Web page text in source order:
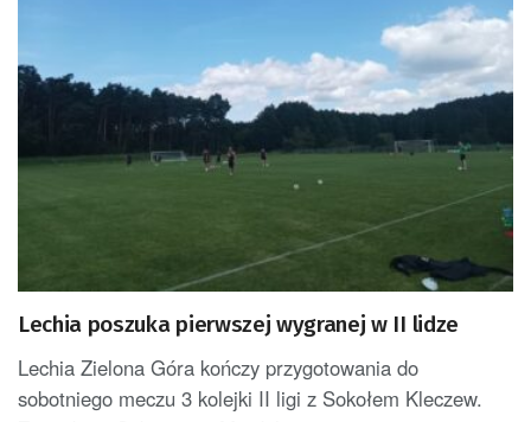
Lechia poszuka pierwszej wygranej w II lidze
Lechia Zielona Góra kończy przygotowania do
sobotniego meczu 3 kolejki II ligi z Sokołem Kleczew.